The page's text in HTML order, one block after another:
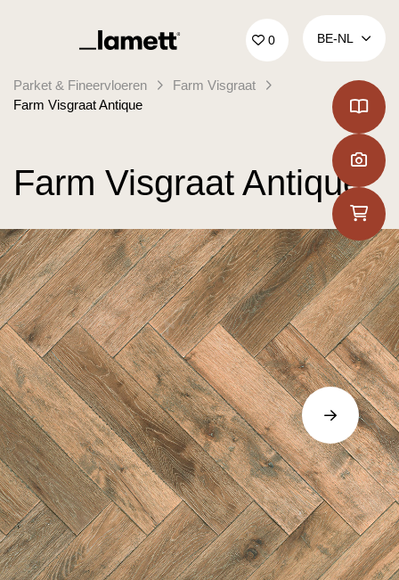
Terug naar home 0 BE‑NL
Parket & Fineervloeren
Farm Visgraat
Farm Visgraat Antique
Farm Visgraat Antique